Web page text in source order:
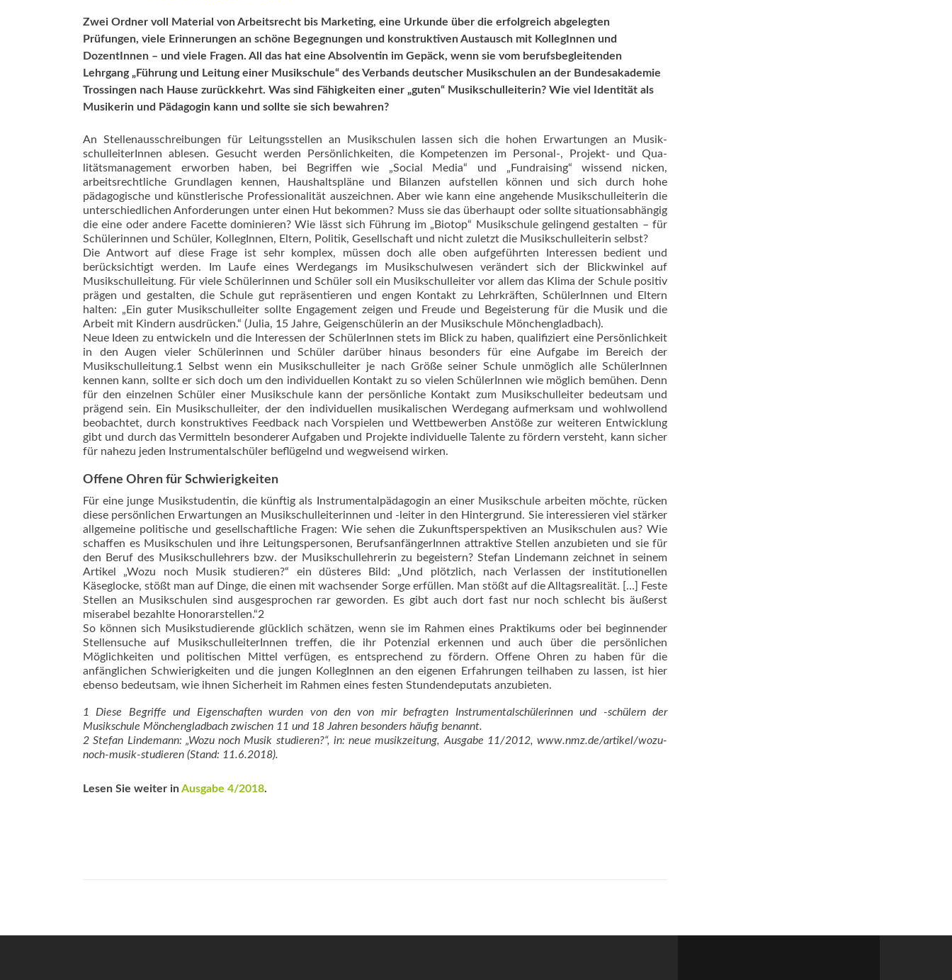
Zwei Ordner voll Material von Ar­beitsrecht bis Marketing, eine Urkun­de über die erfolgreich abgelegten
Prüfungen, viele Erinnerungen an schöne Begegnungen und konstruk­tiven Austausch mit KollegInnen und
DozentInnen – und viele Fragen. All das hat eine Absol­ventin im Gepäck, wenn sie vom berufsbegleitenden
Lehrgang „Führung und Leitung einer Musikschule“ des Verbands deutscher Musikschulen an der Bundes­akademie
Trossingen nach Hause zurückkehrt. Was sind Fähig­keiten einer „guten“ Musikschul­leiterin? Wie viel Identität als
Musikerin und Pädagogin kann und sollte sie sich bewahren?
An Stellenausschreibungen für Leitungsstellen an Musikschulen lassen sich die hohen Erwartungen an Musik­
schulleiterInnen ab­lesen. Gesucht werden Persönlichkeiten, die Kompetenzen im Personal-, Projekt- und Qua­
litätsmanagement erworben haben, bei Begriffen wie „Social Media“ und „Fund­raising“ wissend nicken,
arbeitsrechtliche Grundlagen kennen, Haushaltspläne und Bilanzen aufstellen können und sich durch ­hohe
pädagogische und künstlerische Professionalität auszeichnen. Aber wie kann eine angehende Musikschulleiterin die
unterschiedlichen Anforderungen unter einen Hut bekommen? Muss sie das überhaupt oder sollte situa­tionsabhängig
die eine oder andere Facette dominieren? Wie lässt sich Führung im „Biotop“ Musikschule gelingend gestalten – für
Schülerinnen und Schüler, KollegInnen, Eltern, Politik, Gesellschaft und nicht zuletzt die Musikschulleiterin selbst?
Die Antwort auf diese Frage ist sehr komplex, müssen doch alle oben aufgeführten Interessen bedient und
berücksichtigt werden. Im Laufe eines Werdegangs im Mu­sikschul­wesen verändert sich der Blickwinkel auf
Musikschulleitung. Für viele Schülerinnen und Schüler soll ein Musikschulleiter vor allem das Klima der Schule positiv
prägen und gestalten, die Schule gut repräsentieren und engen Kontakt zu Lehrkräften, SchülerInnen und Eltern
halten: „Ein guter Musikschulleiter sollte Engagement zeigen und Freude und Begeisterung für die Musik und die
Arbeit mit Kindern ausdrücken.“ (Julia, 15 Jahre, Geigenschülerin an der Musikschule Mönchengladbach).
Neue Ideen zu entwickeln und die Interessen der Schüle­rInnen stets im Blick zu haben, qualifiziert eine Persönlichkeit
in den Augen vieler Schülerinnen und Schüler darüber hinaus besonders für eine Aufgabe im Bereich der
Musikschulleitung.1 Selbst wenn ein Musikschulleiter je nach Größe seiner Schule unmöglich alle SchülerInnen
kennen kann, sollte er sich doch um den individuellen Kontakt zu so vielen SchülerInnen wie möglich bemühen. Denn
für den einzelnen Schüler einer Musikschule kann der persönliche Kontakt zum Musikschulleiter bedeutsam und
prägend sein. Ein Musikschulleiter, der den individuellen musikalischen Werdegang aufmerksam und wohlwollend
beobachtet, durch konstruktives Feedback nach Vorspielen und Wettbewerben Anstöße zur weiteren Entwicklung
gibt und durch das Vermitteln besonderer Aufgaben und Projekte individuelle Talente zu fördern versteht, kann sicher
für nahezu jeden Instrumentalschüler beflügelnd und wegweisend wirken.
Offene Ohren für Schwierigkeiten
Für eine junge Musikstudentin, die künftig als Instrumen­talpädagogin an einer Musikschule arbeiten möchte, rücken
diese persönlichen Erwartungen an Musikschulleiterinnen und -leiter in den Hintergrund. Sie interessieren viel stärker
allgemeine politische und gesellschaft­liche Fragen: Wie sehen die Zukunftsperspektiven an Musikschulen aus? Wie
schaffen es Musikschulen und ihre Leitungspersonen, BerufsanfängerInnen attraktive Stellen anzubieten und sie für
den Beruf des Musikschullehrers bzw. der Musikschullehrerin zu begeistern? Stefan Lindemann zeichnet in seinem
Artikel „Wozu noch Musik studieren?“ ein düsteres Bild: „Und plötzlich, nach Verlassen der institutionellen
Käseglocke, stößt man auf Dinge, die einen mit wachsender Sorge erfüllen. Man stößt auf die Alltagsrealität. […] Feste
Stellen an Musikschulen sind ausgesprochen rar geworden. Es gibt auch dort fast nur noch schlecht bis äußerst
miserabel bezahlte Honorarstellen.“2
So können sich Musikstudierende glücklich schätzen, wenn sie im Rahmen eines Praktikums oder bei beginnender
Stellensuche auf MusikschulleiterInnen treffen, die ihr Potenzial erkennen und auch über die persön­lichen
Möglichkeiten und politischen Mittel verfügen, es entsprechend zu fördern. Offene Ohren zu haben für die
anfänglichen Schwierigkeiten und die jungen KollegInnen an den eigenen Erfahrungen teilhaben zu lassen, ist hier
ebenso bedeutsam, wie ihnen Sicherheit im Rahmen eines festen Stundendeputats anzubieten.
1 Diese Begriffe und Eigenschaften wurden von den von mir befragten Instrumentalschülerinnen und -schülern der
Musikschule Mönchengladbach zwischen 11 und 18 Jahren besonders häufig benannt.
2 Stefan Lindemann: „Wozu noch Musik studieren?“, in: neue musikzeitung, Ausgabe 11/2012, www.nmz.de/artikel/wozu-
noch-musik-studieren (Stand: 11.6.2018).
Lesen Sie weiter inAusgabe 4/2018.